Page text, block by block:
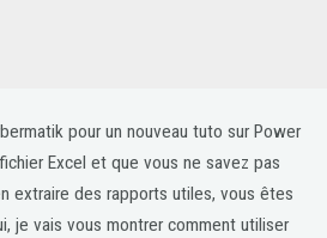
pour un nouveau tuto sur Power
Excel et que vous ne savez pas
extraire des rapports utiles, vous êtes
je vais vous montrer comment utiliser